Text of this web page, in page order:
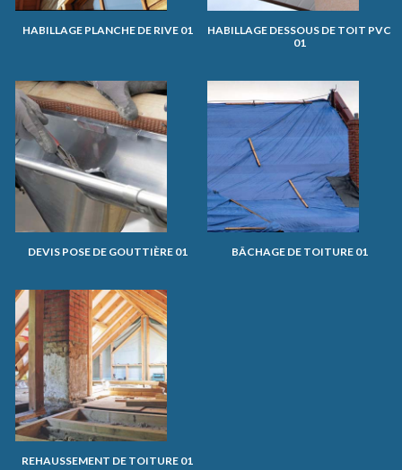
HABILLAGE PLANCHE DE RIVE 01
HABILLAGE DESSOUS DE TOIT PVC
01
DEVIS POSE DE GOUTTIÈRE 01 BÂCHAGE DE TOITURE 01
REHAUSSEMENT DE TOITURE 01